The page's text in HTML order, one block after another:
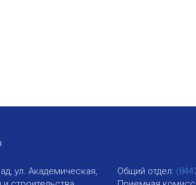
ул. Академическая,
Общий отдел: